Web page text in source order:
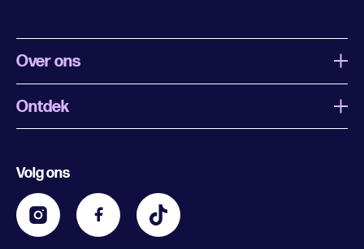
Over ons
Wat is Uitagenda Rotterdam
Contact
Zakelijk
Ontdek
Kids
Volg ons